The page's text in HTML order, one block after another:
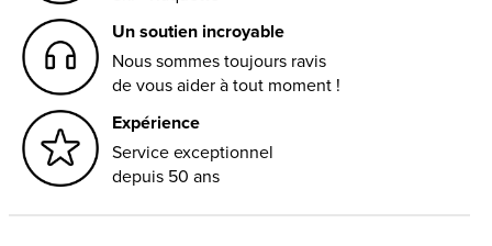
Un soutien incroyable
Nous sommes toujours ravis
de vous aider à tout moment !
Expérience
Service exceptionnel
depuis 50 ans